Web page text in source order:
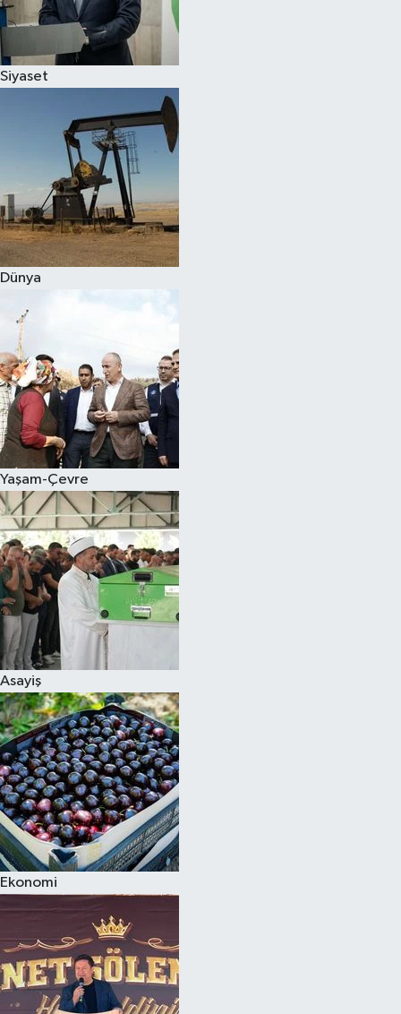
Siyaset
Dünya
Yaşam-Çevre
Asayiş
Ekonomi
Spor
Çocuk
Eğitim
Hava Durumu
Kadın
Kültür Sanat
Sağlık
Siyaset
Teknoloji
Televizyon
Yaşam-Çevre